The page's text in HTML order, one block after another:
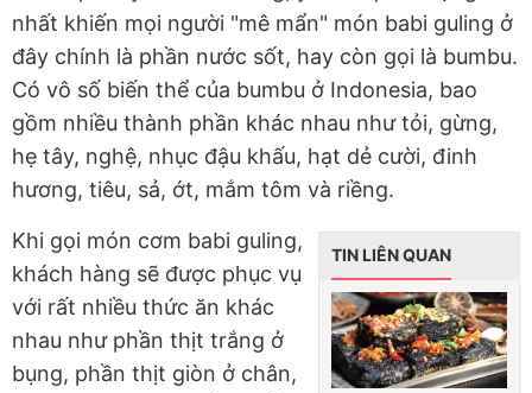
nhất khiến mọi người "mê mẩn" món babi guling ở
đây chính là phần nước sốt, hay còn gọi là bumbu.
Có vô số biến thể của bumbu ở Indonesia, bao
gồm nhiều thành phần khác nhau như tỏi, gừng,
hẹ tây, nghệ, nhục đậu khấu, hạt dẻ cười, đinh
hương, tiêu, sả, ớt, mắm tôm và riềng.
TIN LIÊN QUAN
Khi gọi món cơm babi guling,
khách hàng sẽ được phục vụ
với rất nhiều thức ăn khác
nhau như phần thịt trắng ở
bụng, phần thịt giòn ở chân,